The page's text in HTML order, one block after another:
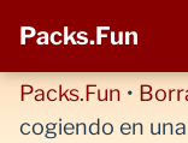
Packs.Fun
Packs.Fun •
cogiendo en